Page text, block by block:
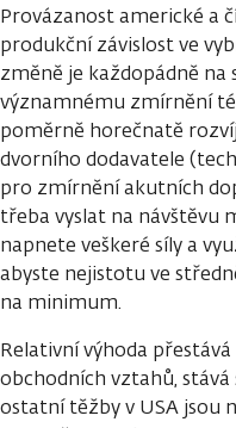
Provázanost americké a
produkční závislost ve
změně je každopádně
významnému zmírnění
poměrně horečnatě
dvorního dodavatele
pro zmírnění akutních
třeba vyslat na návštěvu
napnete veškeré síly a
abyste nejistotu ve
na minimum.
Relativní výhoda
obchodních vztahů,
ostatní těžby v USA jsou